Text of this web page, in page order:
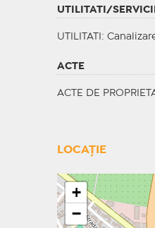
UTILITATI/SERVICII
UTILITATI :
ACTE
ACTE DE
LOCAȚIE
+
−